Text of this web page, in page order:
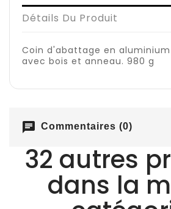
Détails Du Produit
Coin d'abattage en
avec bois et anneau. 980 g
chat Commentaires (0)
32 autres
dans la